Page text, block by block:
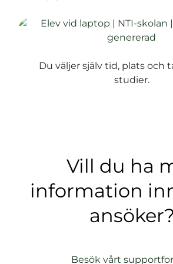
Du väljer själv tid, plats och
studier.
Vill du ha
information
ansöker?
Besök vårt